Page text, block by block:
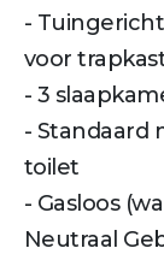
-
voor
- 3
- Standaard
toilet
- Gasloos
Neutraal